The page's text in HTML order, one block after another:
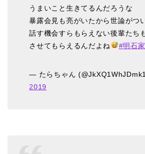
うまいこと生きてるんだろうな
暴露会見も亮がいたから世論がつ
話す機会すらもらえない後輩たち
させてもらえるんだよね
#明石
— たらちゃん
2019